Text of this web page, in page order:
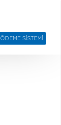
ÖDEME SİSTEMİ